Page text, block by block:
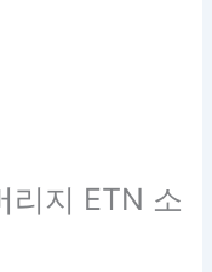
리지 ETN 소